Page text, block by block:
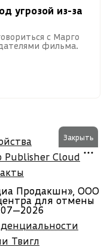
угрозой из-за
с Марго
фильма.
Закрыть
Publisher Cloud
Продакшн», ООО
для отмены
Твигл